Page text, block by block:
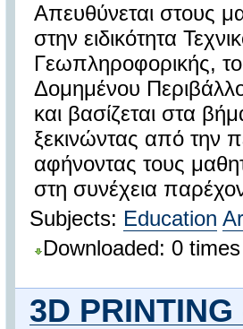
Απευθύνεται στους
στην ειδικότητα
Γεωπληροφορικής,
Δομημένου
και βασίζεται στα
ξεκινώντας από την
αφήνοντας τους
στη συνέχεια
Subjects: Education
Downloaded: 0 times
3D